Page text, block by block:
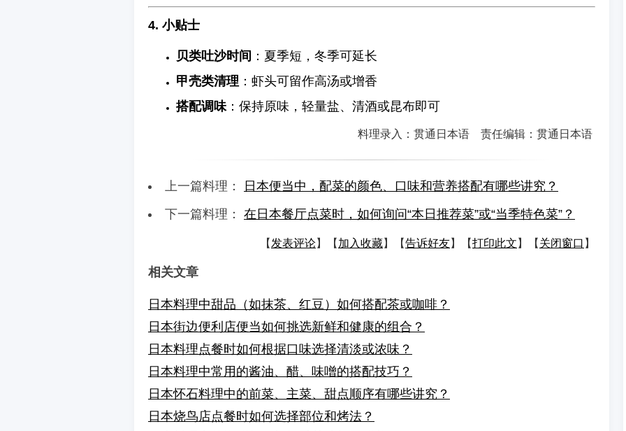
4. 小贴士
贝类吐沙时间 ：夏季短，冬季可延长
甲壳类清理 ：虾头可留作高汤或增香
搭配调味 ：保持原味，轻量盐、清酒或昆布即可
料理录入：贯通日本语 责任编辑：贯通日本语
上一篇料理：
日本便当中，配菜的颜色、口味和营养搭配有哪些讲究？
下一篇料理： 在日本餐厅点菜时，如何询问“本日推荐菜”或“当季特色菜”？
【 发表评论】【 加入收藏】【告诉好友】【打印此文 】【 关闭窗口 】
相关文章
日本料理中甜品（如抹茶、红豆）如何搭配茶或咖啡？
日本街边便利店便当如何挑选新鲜和健康的组合？
日本料理点餐时如何根据口味选择清淡或浓味？
日本料理中常用的酱油、醋、味噌的搭配技巧？
日本怀石料理中的前菜、主菜、甜点顺序有哪些讲究？
日本烧鸟店点餐时如何选择部位和烤法？